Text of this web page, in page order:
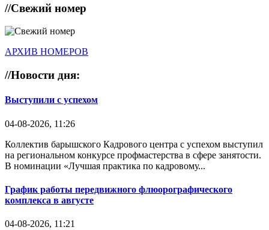
//Свежий номер
АРХИВ НОМЕРОВ
//Новости дня:
Выступили с успехом
04-08-2026, 11:26
Коллектив барышского Кадрового центра с успехом выступил
на региональном конкурсе профмастерства в сфере занятости.
В номинации «Лучшая практика по кадровому...
График работы передвижного флюорографического
комплекса в августе
04-08-2026, 11:21